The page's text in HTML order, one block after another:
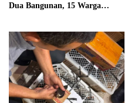
Dua Bangunan, 15 Warga